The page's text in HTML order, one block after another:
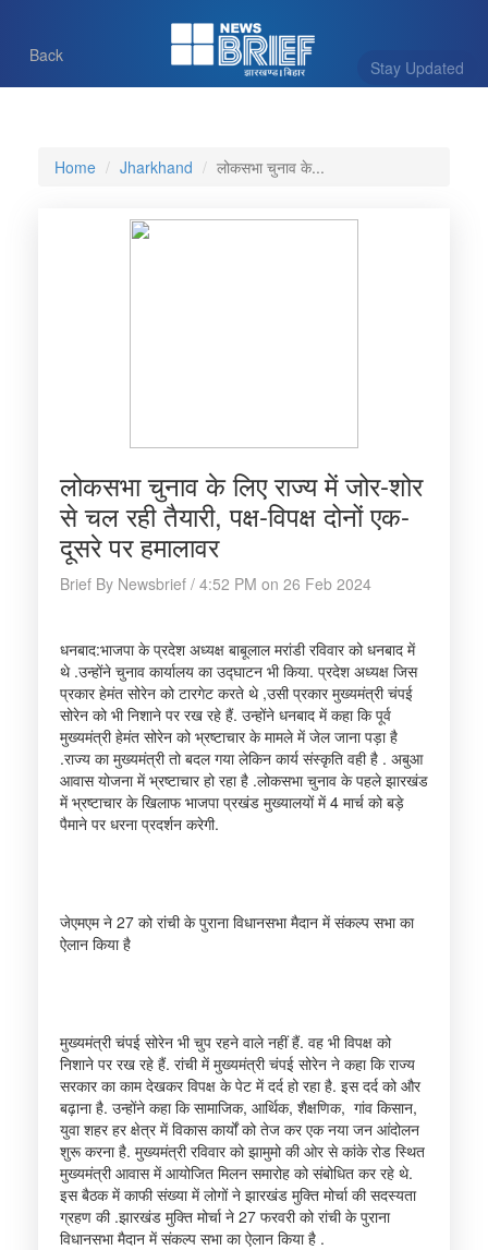
Stay Updated
Back
Home Jharkhand लोकसभा चुनाव के...
लोकसभा चुनाव के लिए राज्य में जोर-शोर
से चल रही तैयारी, पक्ष-विपक्ष दोनों एक-
दूसरे पर हमालावर
Brief By Newsbrief / 4:52 PM on 26 Feb 2024
धनबाद:भाजपा के प्रदेश अध्यक्ष बाबूलाल मरांडी रविवार को धनबाद में
थे .उन्होंने चुनाव कार्यालय का उद्घाटन भी किया. प्रदेश अध्यक्ष जिस
प्रकार हेमंत सोरेन को टारगेट करते थे ,उसी प्रकार मुख्यमंत्री चंपई
सोरेन को भी निशाने पर रख रहे हैं. उन्होंने धनबाद में कहा कि पूर्व
मुख्यमंत्री हेमंत सोरेन को भ्रष्टाचार के मामले में जेल जाना पड़ा है
.राज्य का मुख्यमंत्री तो बदल गया लेकिन कार्य संस्कृति वही है . अबुआ
आवास योजना में भ्रष्टाचार हो रहा है .लोकसभा चुनाव के पहले झारखंड
में भ्रष्टाचार के खिलाफ भाजपा प्रखंड मुख्यालयों में 4 मार्च को बड़े
पैमाने पर धरना प्रदर्शन करेगी.
जेएमएम ने 27 को रांची के पुराना विधानसभा मैदान में संकल्प सभा का
ऐलान किया है
मुख्यमंत्री चंपई सोरेन भी चुप रहने वाले नहीं हैं. वह भी विपक्ष को
निशाने पर रख रहे हैं. रांची में मुख्यमंत्री चंपई सोरेन ने कहा कि राज्य
सरकार का काम देखकर विपक्ष के पेट में दर्द हो रहा है. इस दर्द को और
बढ़ाना है. उन्होंने कहा कि सामाजिक, आर्थिक, शैक्षणिक, गांव किसान,
युवा शहर हर क्षेत्र में विकास कार्यों को तेज कर एक नया जन आंदोलन
शुरू करना है. मुख्यमंत्री रविवार को झामुमो की ओर से कांके रोड स्थित
मुख्यमंत्री आवास में आयोजित मिलन समारोह को संबोधित कर रहे थे.
इस बैठक में काफी संख्या में लोगों ने झारखंड मुक्ति मोर्चा की सदस्यता
ग्रहण की .झारखंड मुक्ति मोर्चा ने 27 फरवरी को रांची के पुराना
विधानसभा मैदान में संकल्प सभा का ऐलान किया है .